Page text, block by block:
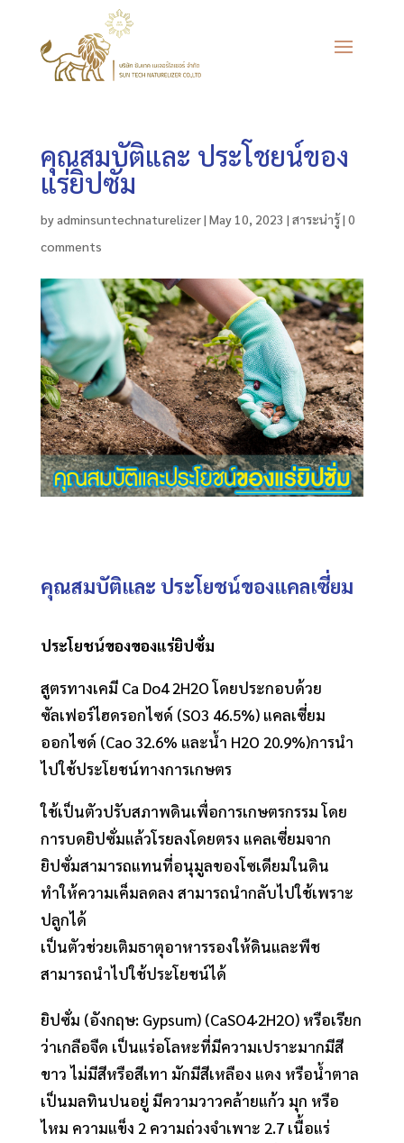
คุณสมบัติและ ประโชยน์ของ
แร่ยิปซั่ม
byadminsuntechnaturelizer| May 10, 2023 | สาระน่ารู้| 0
comments
คุณสมบัติและ ประโยชน์ของแคลเซี่ยม
ประโยชน์ของของแร่ยิปซั่ม
สูตรทางเคมี Ca Do4 2H2O โดยประกอบด้วย
ซัลเฟอร์ไฮดรอกไซด์ (SO3 46.5%) แคลเซี่ยม
ออกไซด์ (Cao 32.6% และน้ำ H2O 20.9%)การนำ
ไปใช้ประโยชน์ทางการเกษตร
ใช้เป็นตัวปรับสภาพดินเพื่อการเกษตรกรรม โดย
การบดยิปซั่มแล้วโรยลงโดยตรง แคลเซี่ยมจาก
ยิปซั่มสามารถแทนที่อนุมูลของโซเดียมในดิน
ทำให้ความเค็มลดลง สามารถนำกลับไปใช้เพราะ
ปลูกได้
เป็นตัวช่วยเติมธาตุอาหารรองให้ดินและพืช
สามารถนำไปใช้ประโยชน์ได้
ยิปซั่ม (อังกฤษ: Gypsum) (CaSO4·2H2O) หรือเรียก
ว่าเกลือจืด เป็นแร่อโลหะที่มีความเปราะมากมีสี
ขาว ไม่มีสีหรือสีเทา มักมีสีเหลือง แดง หรือน้ำตาล
เป็นมลทินปนอยู่ มีความวาวคล้ายแก้ว มุก หรือ
ไหม ความแข็ง 2 ความถ่วงจำเพาะ 2.7 เนื้อแร่